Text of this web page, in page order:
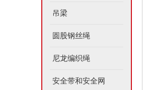
吊梁
圆股钢丝绳
尼龙编织绳
安全带和安全网